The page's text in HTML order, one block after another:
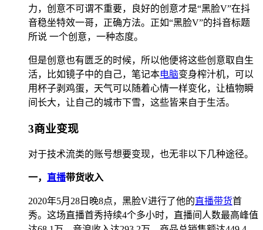
力，创意不可谓不重要，良好的创意才是“黑脸V”在抖
音稳坐特效一哥，正确方法。正如“黑脸V”的抖音标题
所说 一个创意，一种态度。
但是创意也有匮乏的时候，所以他便将这些创意取自生
活，比如镜子中的自己，笔记本电脑变身榨汁机，可以
用杯子剥鸡蛋，天气可以随着心情一样变化，让植物瞬
间长大，让自己的城市下雪，这些皆来自于生活。
3商业变现
对于技术流类的账号想要变现，也无非以下几种途径。
一， 直播带货收入
2020年5月28日晚8点，黑脸V进行了他的直播带货首
秀。这场直播首秀持续4个多小时，直播间人数最高峰值